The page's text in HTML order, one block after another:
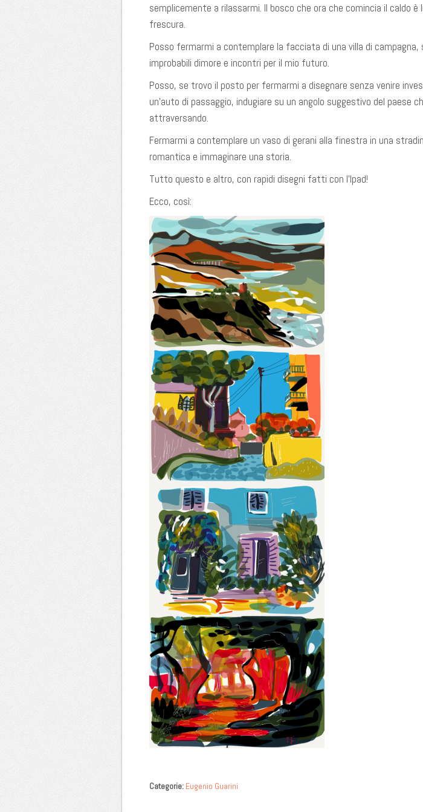
semplicemente a rilassarmi. Il bosco che ora che comincia il caldo è
frescura.
Posso fermarmi a contemplare la facciata di una villa di campagna,
improbabili dimore e incontri per il mio futuro.
Posso, se trovo il posto per fermarmi a disegnare senza venire
un’auto di passaggio, indugiare su un angolo suggestivo del paese
attraversando.
Fermarmi a contemplare un vaso di gerani alla finestra in una
romantica e immaginare una storia.
Tutto questo e altro, con rapidi disegni fatti con l’Ipad!
Ecco, così:
Categorie: Eugenio Guarini